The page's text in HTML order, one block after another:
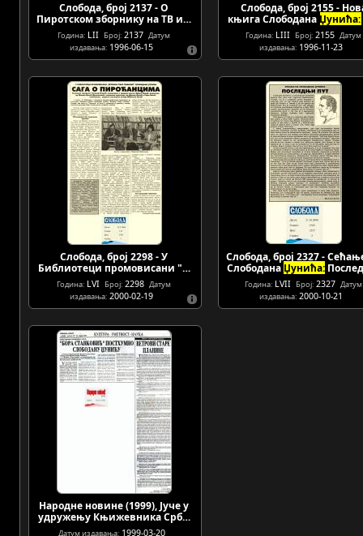
Слобода, број 2137 - О
Пиротском зборнику на ТВ и…
Година: LII Број:2137 Датум
издавања: 1996-06-15
Слобода, број 2155 -
књига Слободана Џунића:
Година: LIII Број:2155 Датум
издавања: 1996-11-23
Слобода, број 2298 - У
Библиотеци промовисани "…
Година: LVI Број:2298 Датум
издавања:2000-02-19
Слобода, број 2327 -
Слободана Џунића:
Година: LVII Број:2327 Датум
издавања:2000-10-21
Народне новине (1999), Јуче у
удружењу Књижевника Срб…
Датум издавања: 1999-03-20